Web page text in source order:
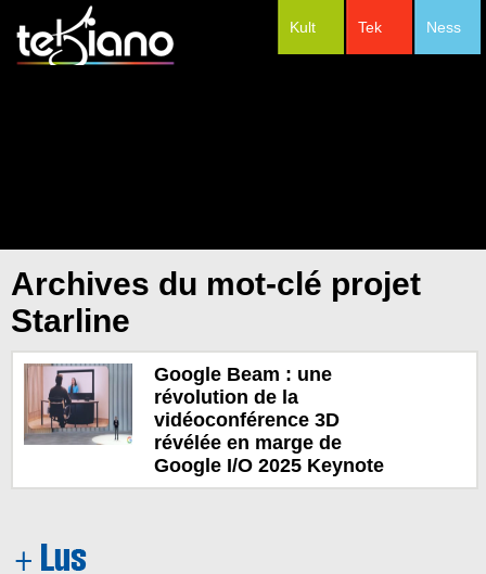
Ness
Tek
Kult
Archives du mot-clé projet
Starline
Google Beam : une
révolution de la
vidéoconférence 3D
révélée en marge de
Google I/O 2025 Keynote